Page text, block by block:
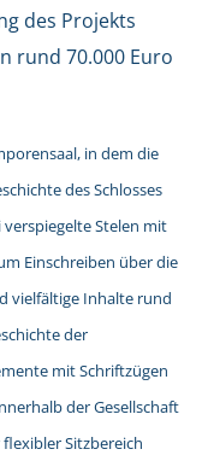
des Projekts
rund 70.000 Euro
in dem die
des Schlosses
Stelen mit
Einschreiben über die
vielfältige Inhalte rund
der
mit Schriftzügen
der Gesellschaft
Sitzbereich